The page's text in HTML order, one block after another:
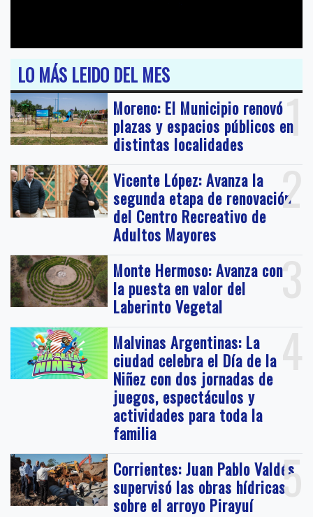
LO MÁS LEIDO DEL MES
1
Moreno: El Municipio renovó
plazas y espacios públicos en
distintas localidades
2
Vicente López: Avanza la
segunda etapa de renovación
del Centro Recreativo de
Adultos Mayores
3
Monte Hermoso: Avanza con
la puesta en valor del
Laberinto Vegetal
4
Malvinas Argentinas: La
ciudad celebra el Día de la
Niñez con dos jornadas de
juegos, espectáculos y
actividades para toda la
familia
5
Corrientes: Juan Pablo Valdés
supervisó las obras hídricas
sobre el arroyo Pirayuí